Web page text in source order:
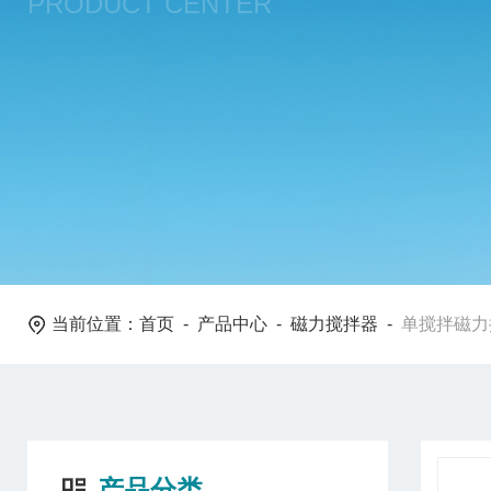
当前位置： 首页 - 产品中心 - 磁力搅拌器 - 单搅拌磁